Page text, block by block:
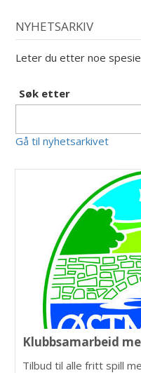
NYHETSARKIV
Leter du etter noe
Søk etter
Gå til nyhetsarkivet
Klubbsamarbeid
Tilbud til alle fritt spill